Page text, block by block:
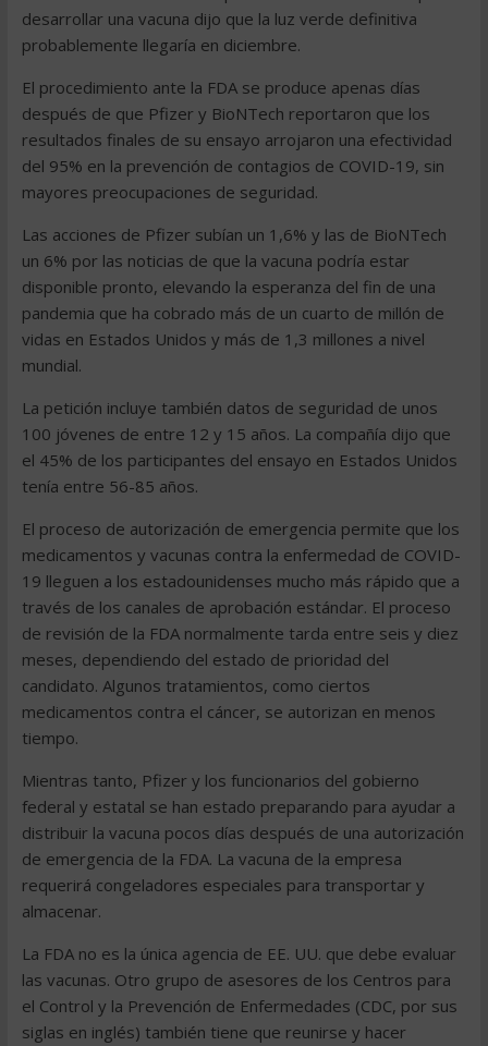
desarrollar una vacuna dijo que la luz verde definitiva
probablemente llegaría en diciembre.
El procedimiento ante la FDA se produce apenas días
después de que Pfizer y BioNTech reportaron que los
resultados finales de su ensayo arrojaron una efectividad
del 95% en la prevención de contagios de COVID-19, sin
mayores preocupaciones de seguridad.
Las acciones de Pfizer subían un 1,6% y las de BioNTech
un 6% por las noticias de que la vacuna podría estar
disponible pronto, elevando la esperanza del fin de una
pandemia que ha cobrado más de un cuarto de millón de
vidas en Estados Unidos y más de 1,3 millones a nivel
mundial.
La petición incluye también datos de seguridad de unos
100 jóvenes de entre 12 y 15 años. La compañía dijo que
el 45% de los participantes del ensayo en Estados Unidos
tenía entre 56-85 años.
El proceso de autorización de emergencia permite que los
medicamentos y vacunas contra la enfermedad de COVID-
19 lleguen a los estadounidenses mucho más rápido que a
través de los canales de aprobación estándar. El proceso
de revisión de la FDA normalmente tarda entre seis y diez
meses, dependiendo del estado de prioridad del
candidato. Algunos tratamientos, como ciertos
medicamentos contra el cáncer, se autorizan en menos
tiempo.
Mientras tanto, Pfizer y los funcionarios del gobierno
federal y estatal se han estado preparando para ayudar a
distribuir la vacuna pocos días después de una autorización
de emergencia de la FDA. La vacuna de la empresa
requerirá congeladores especiales para transportar y
almacenar.
La FDA no es la única agencia de EE. UU. que debe evaluar
las vacunas. Otro grupo de asesores de los Centros para
el Control y la Prevención de Enfermedades (CDC, por sus
siglas en inglés) también tiene que reunirse y hacer